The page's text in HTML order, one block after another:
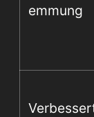
emmung